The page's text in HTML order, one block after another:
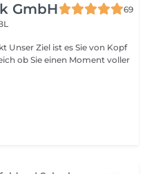
GmbH
69
ob Sie einen Moment voller